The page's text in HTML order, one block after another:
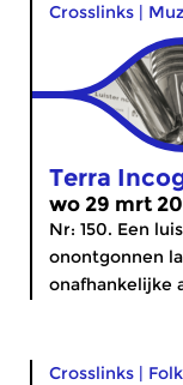
Crosslinks |
Terra
wo 29 mrt
Nr: 150. Een
onontgonnen
onafhankelijke
Crosslinks | Folk